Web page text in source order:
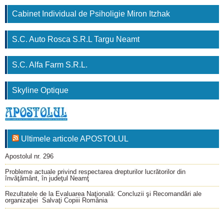
Cabinet Individual de Psiholigie Miron Itzhak
S.C. Auto Rosca S.R.L Targu Neamt
S.C. Alfa Farm S.R.L.
Skyline Optique
Ultimele articole APOSTOLUL
Apostolul nr. 296
Probleme actuale privind respectarea drepturilor lucrătorilor din
învăţământ, în judeţul Neamţ
Rezultatele de la Evaluarea Naţională: Concluzii şi Recomandări ale
organizaţiei Salvaţi Copiii România